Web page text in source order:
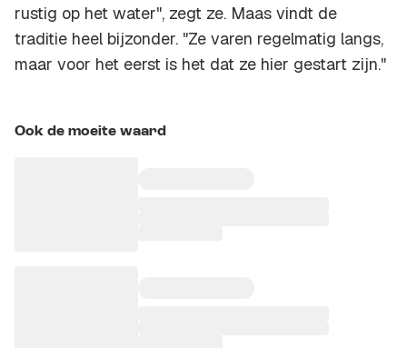
rustig op het water", zegt ze. Maas vindt de
traditie heel bijzonder. "Ze varen regelmatig langs,
maar voor het eerst is het dat ze hier gestart zijn."
Ook de moeite waard